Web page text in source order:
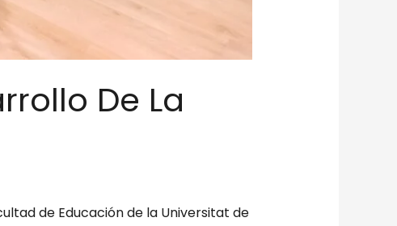
De La
de Educación de la Universitat de